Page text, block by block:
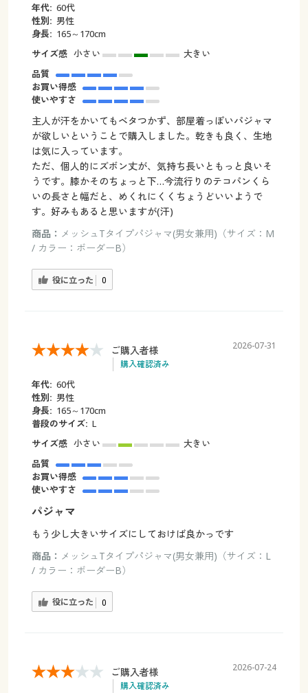
年代: 60代
性別: 男性
身長: 165～170cm
サイズ感 小さい
大きい
品質
お買い得感
使いやすさ
主人が汗をかいてもベタつかず、部屋着っぽいパジャマ
が欲しいということで購入しました。乾きも良く、生地
は気に入っています。
ただ、個人的にズボン丈が、気持ち長いともっと良いそ
うです。膝かそのちょっと下…今流行りのテコパンくら
いの長さと幅だと、めくれにくくちょうどいいようで
す。好みもあると思いますが(汗)
商品： メッシュTタイプパジャマ(男女兼用)（サイズ：M
/ カラー：ボーダーB）
役に立った 0
ご購入者様
購入確認済み
2026-07-31
年代: 60代
性別: 男性
身長: 165～170cm
普段のサイズ: L
サイズ感 小さい
大きい
品質
お買い得感
使いやすさ
パジャマ
もう少し大きいサイズにしておけば良かっです
商品： メッシュTタイプパジャマ(男女兼用)（サイズ：L
/ カラー：ボーダーB）
役に立った 0
ご購入者様
購入確認済み
2026-07-24